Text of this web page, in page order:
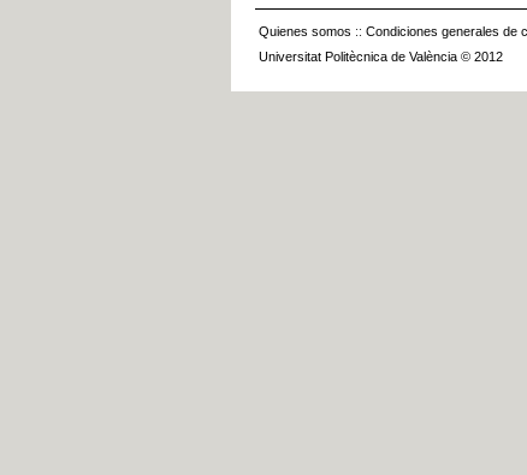
Quienes somos :: Condiciones generales de
Universitat Politècnica de València © 2012